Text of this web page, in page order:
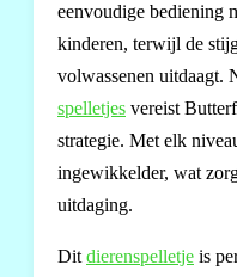
eenvoudige bediening
kinderen, terwijl de
volwassenen uitdaagt.
spelletjes vereist
strategie. Met elk
ingewikkelder, wat
uitdaging.
Dit dierenspelletje is